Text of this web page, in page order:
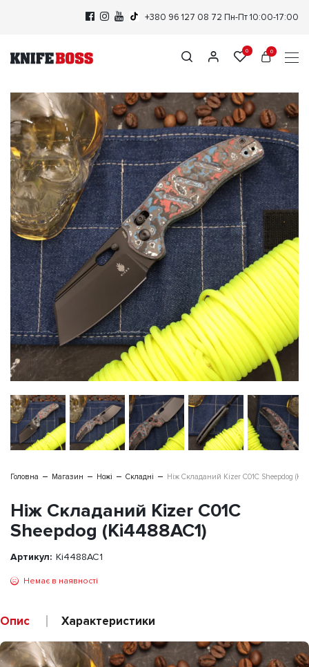
+380 96 127 08 72 Пн-Пт 10:00-17:00
0 0
Головна Магазин Ножі Складні Ніж Складаний Kizer C01C Sheepdog
Ніж Складаний Kizer C01C
Sheepdog (Ki4488AC1)
Артикул: Ki4488AC1
Немає в наявності
Опис Характеристики